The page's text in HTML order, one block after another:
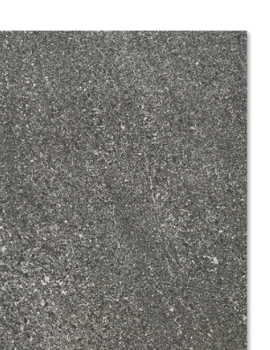
フローリング・床材
インテリア・家具
ペット用品
パネル・壁材
天然石・石材
施工材 新商品
ム 京都ショールーム
札幌スマートショールー
ム
ールー
ウェルビーみのおHDC
BOX
初めての方へ
お問い合わせ
クレーム公開
水まわり3年保証
住まいのスタイリング
アイデア
ネル
オンライン相談
その他サービス
家
工事会社紹介Coziコンシ
ェルジュ
り
最高のリノベ会社がみつ
かるリノベりす